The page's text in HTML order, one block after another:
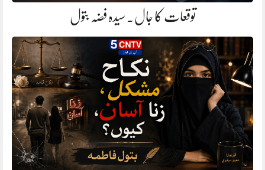
توقعات کا جال. سیدہ فضہ بتول